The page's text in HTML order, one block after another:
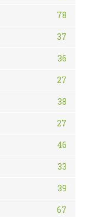
78
37
36
27
38
27
46
33
39
67